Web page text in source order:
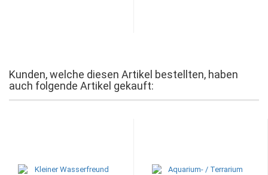
Kunden, welche diesen Artikel bestellten, haben
auch folgende Artikel gekauft: